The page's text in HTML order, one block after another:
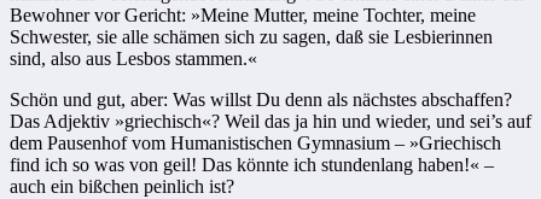
Bewohner vor Gericht: »Meine Mutter, meine Tochter, meine
Schwester, sie alle schämen sich zu sagen, daß sie Lesbierinnen
sind, also aus Lesbos stammen.«
Schön und gut, aber: Was willst Du denn als nächstes abschaffen?
Das Adjektiv »griechisch«? Weil das ja hin und wieder, und sei’s auf
dem Pausenhof vom Humanistischen Gymnasium – »Griechisch
find ich so was von geil! Das könnte ich stundenlang haben!« –
auch ein bißchen peinlich ist?